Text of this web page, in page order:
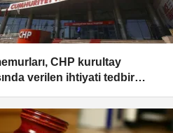
CHP kurultay
verilen ihtiyati tedbir